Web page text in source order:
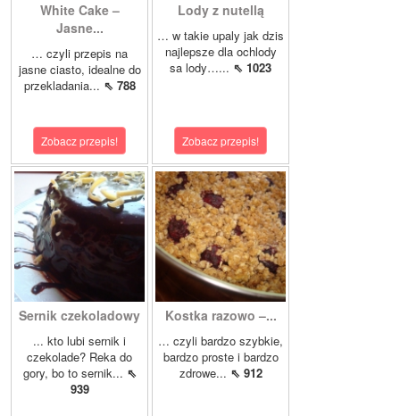
White Cake –
Jasne...
… czyli przepis na
jasne ciasto, idealne do
przekladania... ⇖ 788
Zobacz przepis!
Lody z nutellą
… w takie upaly jak dzis
najlepsze dla ochlody
sa lody…... ⇖ 1023
Zobacz przepis!
Sernik czekoladowy
... kto lubi sernik i
czekolade? Reka do
gory, bo to sernik... ⇖
939
Kostka razowo –...
… czyli bardzo szybkie,
bardzo proste i bardzo
zdrowe... ⇖ 912